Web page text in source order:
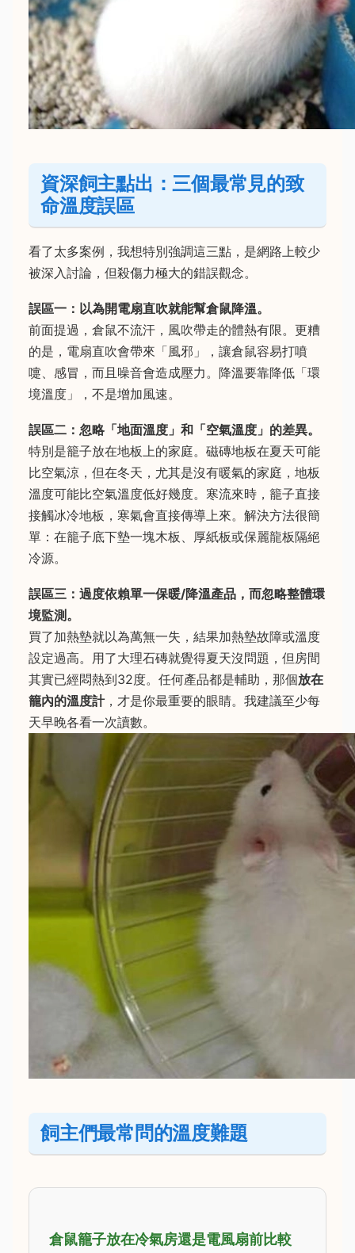
資深飼主點出：三個最常見的致
命溫度誤區
看了太多案例，我想特別強調這三點，是網路上較少
被深入討論，但殺傷力極大的錯誤觀念。
誤區一：以為開電扇直吹就能幫倉鼠降溫。
前面提過，倉鼠不流汗，風吹帶走的體熱有限。更糟
的是，電扇直吹會帶來「風邪」，讓倉鼠容易打噴
嚏、感冒，而且噪音會造成壓力。降溫要靠降低「環
境溫度」，不是增加風速。
誤區二：忽略「地面溫度」和「空氣溫度」的差異。
特別是籠子放在地板上的家庭。磁磚地板在夏天可能
比空氣涼，但在冬天，尤其是沒有暖氣的家庭，地板
溫度可能比空氣溫度低好幾度。寒流來時，籠子直接
接觸冰冷地板，寒氣會直接傳導上來。解決方法很簡
單：在籠子底下墊一塊木板、厚紙板或保麗龍板隔絕
冷源。
誤區三：過度依賴單一保暖/降溫產品，而忽略整體環
境監測。
買了加熱墊就以為萬無一失，結果加熱墊故障或溫度
設定過高。用了大理石磚就覺得夏天沒問題，但房間
其實已經悶熱到32度。任何產品都是輔助，那個放在
籠內的溫度計，才是你最重要的眼睛。我建議至少每
天早晚各看一次讀數。
飼主們最常問的溫度難題
倉鼠籠子放在冷氣房還是電風扇前比較